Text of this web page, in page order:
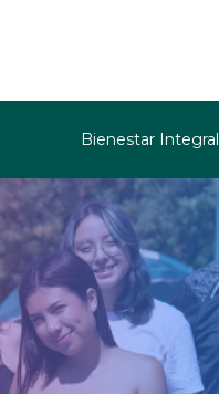
Bienestar Integral